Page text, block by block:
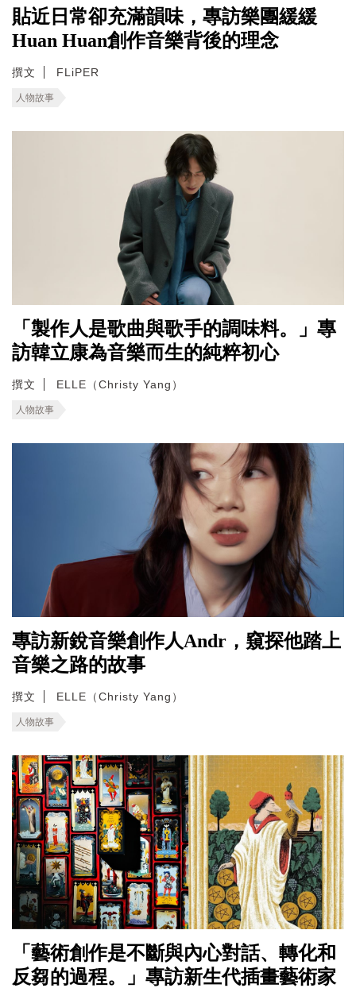
貼近日常卻充滿韻味，專訪樂團緩緩
Huan Huan創作音樂背後的理念
撰文 FLiPER
人物故事
「製作人是歌曲與歌手的調味料。」專
訪韓立康為音樂而生的純粹初心
撰文 ELLE（Christy Yang）
人物故事
專訪新銳音樂創作人Andr，窺探他踏上
音樂之路的故事
撰文 ELLE（Christy Yang）
人物故事
「藝術創作是不斷與內心對話、轉化和
反芻的過程。」專訪新生代插畫藝術家